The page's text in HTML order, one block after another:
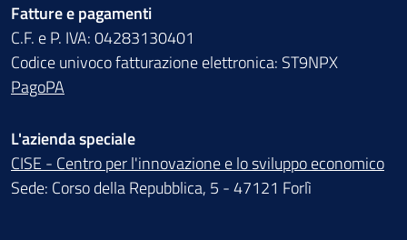
Fatture e pagamenti
C.F. e P. IVA: 04283130401
Codice univoco fatturazione elettronica: ST9NPX
PagoPA
L'azienda speciale
CISE - Centro per l'innovazione e lo sviluppo economico
Sede: Corso della Repubblica, 5 - 47121 Forlì